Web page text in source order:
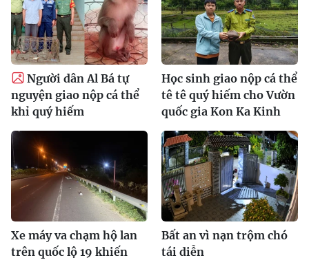
Người dân Al Bá tự
nguyện giao nộp cá thể
khỉ quý hiếm
Học sinh giao nộp cá thể
tê tê quý hiếm cho Vườn
quốc gia Kon Ka Kinh
Xe máy va chạm hộ lan
trên quốc lộ 19 khiến
Bất an vì nạn trộm chó
tái diễn